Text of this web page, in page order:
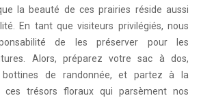
la beauté de ces prairies réside aussi
En tant que visiteurs privilégiés, nous
de les préserver pour les
Alors, préparez votre sac à dos,
bottines de randonnée, et partez à la
ces trésors floraux qui parsèment nos